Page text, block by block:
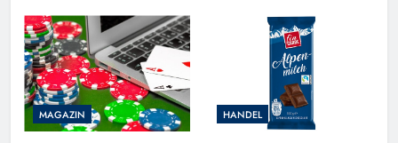
MAGAZIN HANDEL